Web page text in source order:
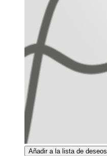
Añadir a la lista de deseos